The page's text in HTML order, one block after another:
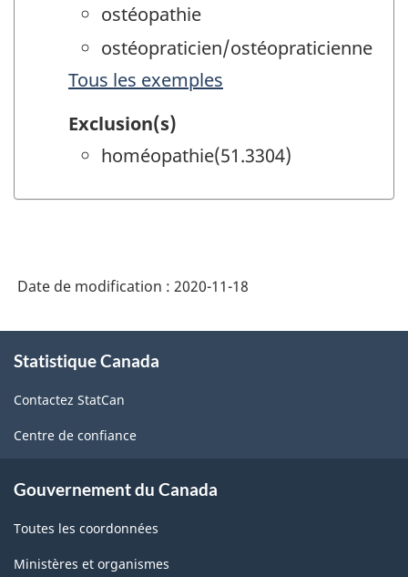
ostéopathie
ostéopraticien/ostéopraticienne
Tous les exemples
Exclusion(s)
homéopathie(51.3304)
Date de modification : 2020-11-18
propos
ce
site
Statistique Canada
Contactez StatCan
Centre de confiance
Gouvernement du Canada
Toutes les coordonnées
Ministères et organismes